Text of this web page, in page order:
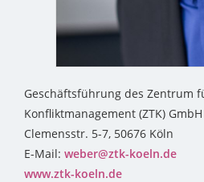
Geschäftsführung des Zentrum
Konfliktmanagement (ZTK) GmbH
Clemensstr. 5-7, 50676 Köln
E-Mail: weber@ztk-koeln.de
www.ztk-koeln.de